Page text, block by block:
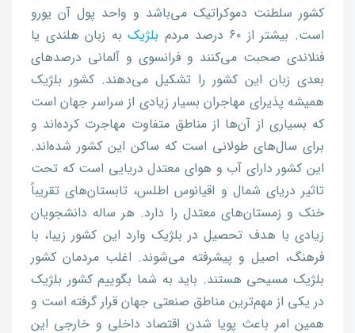
کشور سلطنت دموکراتیک می‌باشد و واحد پول آن یورو
است. بیشتر از ۶۰ درصد مردم
بلژیکبه ‌زبان هلندی یا
فنلاندی صحبت می‌کنند و فرانسوی و آلمانی درصدهای
بعدی زبان این کشور را تشکیل می‌دهند. کشور بلژیک
همیشه پذیرای مهاجران بسیار زیادی از سراسر جهان است
که بسیاری از آن‌ها از مناطق متفاوت مهاجرت کرده‌اند و
برای سال‌های طولانی است که ساکن این کشور شده‌اند.
این کشور دارای آب و هوای معتدل دریایی است که تحت
تاثیر دریای شمال و اقیانوس اطلس، تابستان‌های تقریباً
خنک و زمستان‌های معتدل را دارد. هر ساله دانشجویان
زیادی با هدف تحصیل در بلژیک وارد این کشور زیبا، با
فرهنگ، اصیل و پیشرفته می‌شوند. اغلب مردمان کشور
بلژیک مسیحی هستند. باید به شما بگوییم کشور بلژیک
در یکی از مهم‌ترین مناطق صنعتی جهان قرار گرفته است و
همین امر باعث پویا شدن اقتصاد داخلی و خارجی این